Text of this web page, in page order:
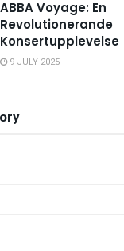
ABBA Voyage: En
Revolutionerande
Konsertupplevelse
9 JULY 2025